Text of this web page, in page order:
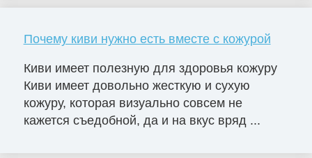
Почему киви нужно есть вместе с кожурой
Киви имеет полезную для здоровья кожуру
Киви имеет довольно жесткую и сухую
кожуру, которая визуально совсем не
кажется съедобной, да и на вкус вряд ...